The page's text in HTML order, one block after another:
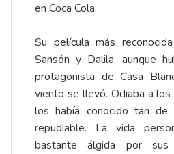
en Coca Cola.
Su película más
Sansón y Dalila, aunque
protagonista de Casa
viento se llevó. Odiaba a los
los había conocido tan de
repudiable. La vida
bastante álgida por sus